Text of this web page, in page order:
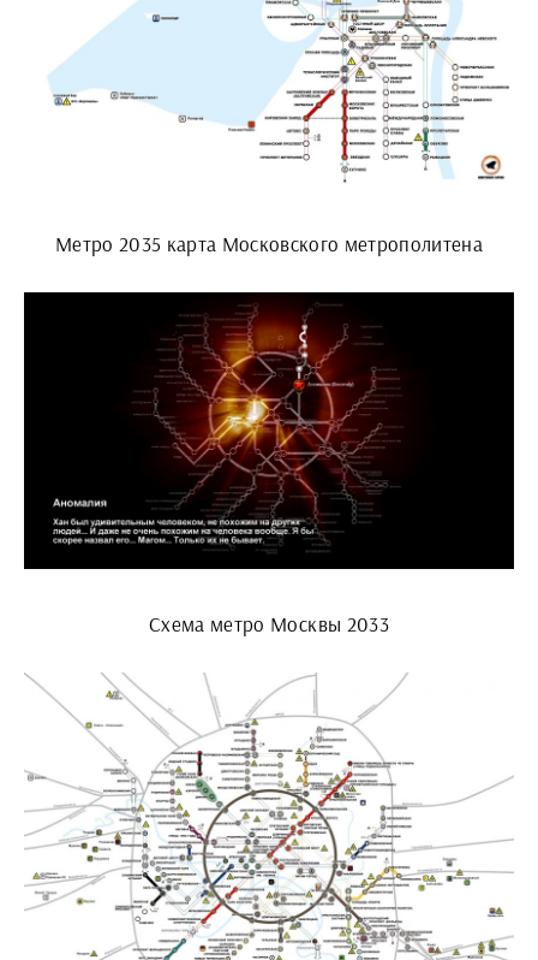
Метро 2035 карта Московского метрополитена
Схема метро Москвы 2033